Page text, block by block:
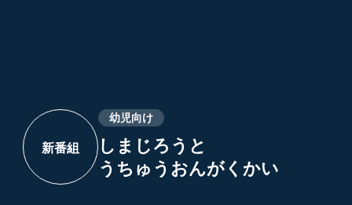
新番組
幼児向け
しまじろうと
うちゅうおんがくかい